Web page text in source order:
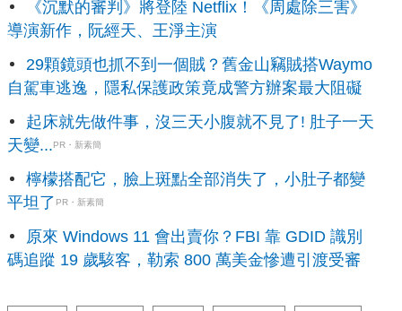
《沉默的審判》將登陸 Netflix！《周處除三害》
導演新作，阮經天、王淨主演
29顆鏡頭也抓不到一個賊？舊金山竊賊搭Waymo
自駕車逃逸，隱私保護政策竟成警方辦案最大阻礙
起床就先做件事，沒三天小腹就不見了! 肚子一天
天變... PR・新素簡
檸檬搭配它，臉上斑點全部消失了，小肚子都變
平坦了 PR・新素簡
原來 Windows 11 會出賣你？FBI 靠 GDID 識別
碼追蹤 19 歲駭客，勒索 800 萬美金慘遭引渡受審